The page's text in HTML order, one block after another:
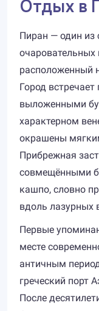
Пиран — один из
очаровательных
расположенный
Город
выложенными
характерном
окрашены
Прибрежная
совмещёнными
кашпо, словно
вдоль лазурных
Первые
месте
античным
греческий порт
После